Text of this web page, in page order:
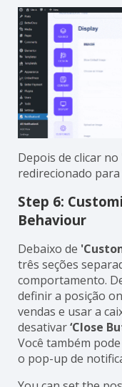
Depois de clicar no
redirecionado para
Step 6:
Behaviour
Debaixo de
três seções
comportamento.
definir a posição
vendas e usar a
desativar‘Close
Você também
o pop-up de